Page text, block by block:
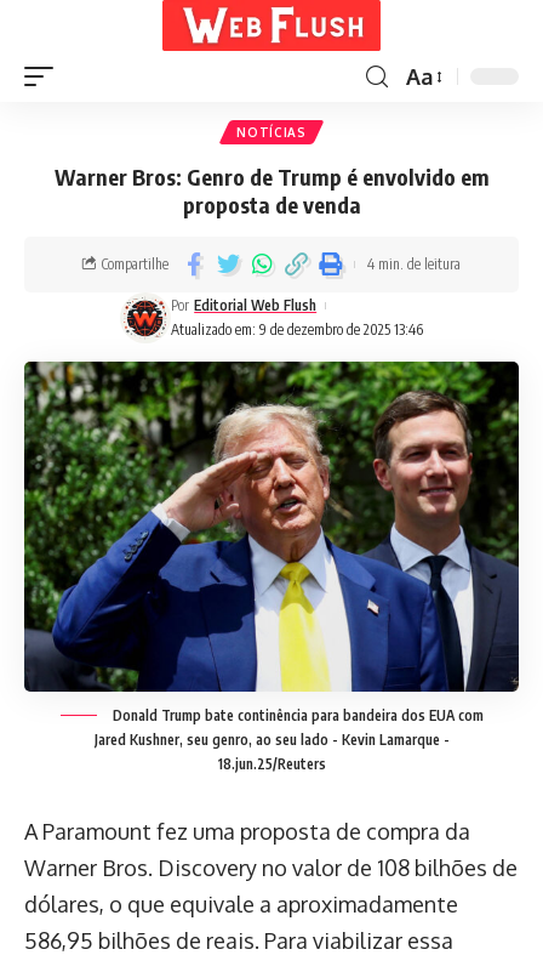
Aa
NOTÍCIAS
Warner Bros: Genro de Trump é envolvido em
proposta de venda
Atualizado em: 9 de dezembro de 2025 13:46
Por Editorial Web Flush
Compartilhe 4 min. de leitura
Donald Trump bate continência para bandeira dos EUA com
Jared Kushner, seu genro, ao seu lado - Kevin Lamarque -
18.jun.25/Reuters
A Paramount fez uma proposta de compra da
Warner Bros. Discovery no valor de 108 bilhões de
dólares, o que equivale a aproximadamente
586,95 bilhões de reais. Para viabilizar essa